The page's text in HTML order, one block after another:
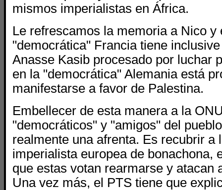
mismos imperialistas en África.
Le refrescamos la memoria a Nico y
"democrática" Francia tiene
Anasse Kasib procesado por luchar
en la "democrática" Alemania está
manifestarse a favor de Palestina.
Embellecer de esta manera a la
"democráticos" y "amigos" del
realmente una afrenta. Es recubrir a
imperialista europea de bonachona,
que estas votan rearmarse y atacan
Una vez más, el PTS tiene que